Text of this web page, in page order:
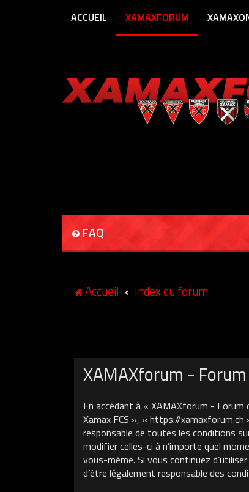
ACCUEIL XAMAXFORUM
FAQ
Accueil Index du forum
XAMAXforum -
En accédant à « XAMAXforum -
Xamax FCS », « https://xamaxforum.ch
responsable de toutes les conditions
modifier celles-ci à n’importe quel
vous-même. Si vous continuez
d’être légalement responsable des